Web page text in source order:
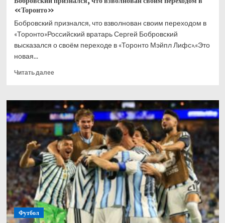
«Торонто»
Бобровский признался, что взволнован своим переходом в
«Торонто»Российский вратарь Сергей Бобровский
высказался о своём переходе в «Торонто Мэйпл Лифс».«Это
новая...
Читать далееПрочитать
Бобровский
признался,
что
взволнован
своим
переходом
в
«Торонто»
Футбол